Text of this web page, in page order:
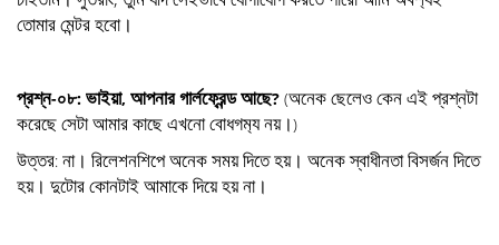
তোমার মেন্টর হবো।
প্রশ্ন-০৮: ভাইয়া, আপনারগার্লফ্রেন্ডআছে? (অনেকছেলেওকেনএইপ্রশ্নটা
করেছেসেটাআমারকাছেএখনোবোধগম‍্যনয়।)
উত্তর: না। রিলেশনশিপেঅনেকসময়দিতেহয়। অনেকস্বাধীনতাবিসর্জনদিতে
হয়। দুটোরকোনটাইআমাকেদিয়েহয়না।